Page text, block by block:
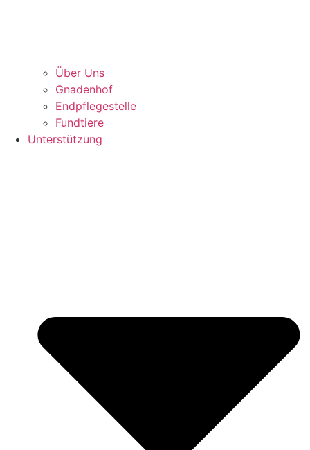
Über Uns
Gnadenhof
Endpflegestelle
Fundtiere
Unterstützung